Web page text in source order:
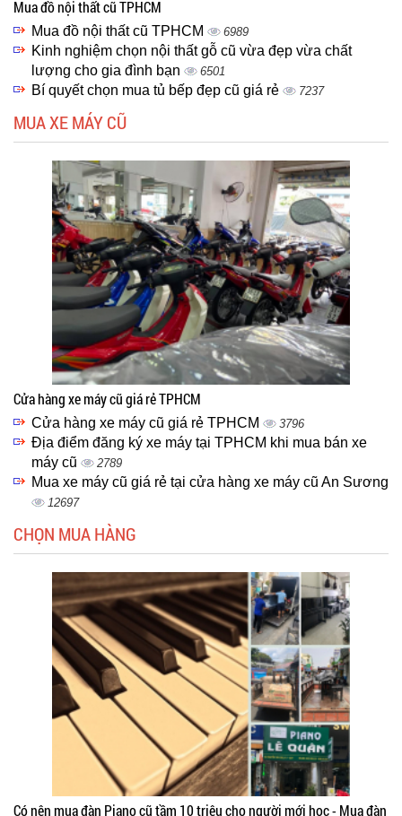
Mua đồ nội thất cũ TPHCM
Mua đồ nội thất cũ TPHCM 6989
Kinh nghiệm chọn nội thất gỗ cũ vừa đẹp vừa chất
lượng cho gia đình bạn
6501
Bí quyết chọn mua tủ bếp đẹp cũ giá rẻ 7237
MUA XE MÁY CŨ
Cửa hàng xe máy cũ giá rẻ TPHCM
Cửa hàng xe máy cũ giá rẻ TPHCM 3796
Địa điểm đăng ký xe máy tại TPHCM khi mua bán xe
máy cũ
2789
Mua xe máy cũ giá rẻ tại cửa hàng xe máy cũ An Sương
12697
CHỌN MUA HÀNG
Có nên mua đàn Piano cũ tầm 10 triệu cho người mới học - Mua đàn